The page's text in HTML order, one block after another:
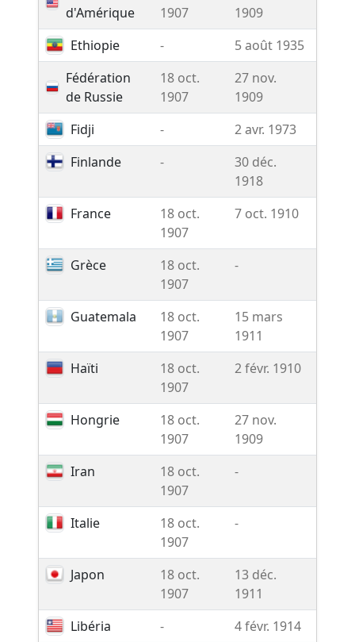
d'Amérique
1907
1909
Ethiopie - 5 août 1935
Fédération
de Russie
18 oct.
1907
27 nov.
1909
Fidji - 2 avr. 1973
Finlande
-
30 déc.
1918
France
18 oct.
1907
7 oct. 1910
Grèce
18 oct.
1907
-
Guatemala
18 oct.
1907
15 mars
1911
Haïti
18 oct.
1907
2 févr. 1910
Hongrie
18 oct.
1907
27 nov.
1909
Iran
18 oct.
1907
-
Italie
18 oct.
1907
-
Japon
18 oct.
1907
13 déc.
1911
Libéria - 4 févr. 1914